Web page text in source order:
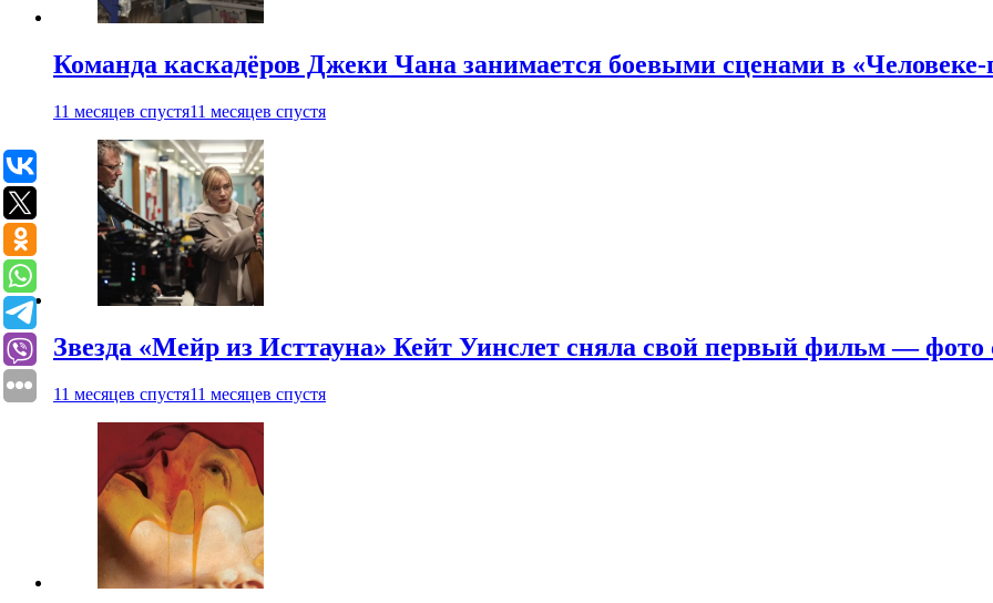
Команда каскадёров Джеки Чана занимается боевыми сценами в «Человеке-
11 месяцев спустя11 месяцев спустя
Звезда «Мейр из Исттауна» Кейт Уинслет сняла свой первый фильм — фото
11 месяцев спустя11 месяцев спустя